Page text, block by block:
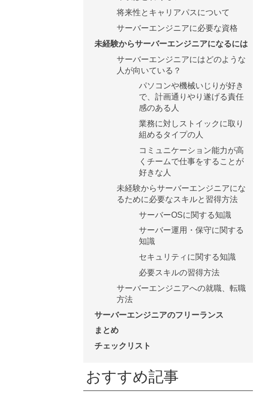
将来性とキャリアパスについて
サーバーエンジニアに必要な資格
未経験からサーバーエンジニアになるには
サーバーエンジニアにはどのような
人が向いている？
パソコンや機械いじりが好き
で、計画通りやり遂げる責任
感のある人
業務に対しストイックに取り
組めるタイプの人
コミュニケーション能力が高
くチームで仕事をすることが
好きな人
未経験からサーバーエンジニアにな
るために必要なスキルと習得方法
サーバーOSに関する知識
サーバー運用・保守に関する
知識
セキュリティに関する知識
必要スキルの習得方法
サーバーエンジニアへの就職、転職
方法
サーバーエンジニアのフリーランス
まとめ
チェックリスト
おすすめ記事